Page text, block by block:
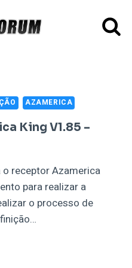
AZAMERICA
King V1.85 –
o receptor Azamerica
para realizar a
o processo de